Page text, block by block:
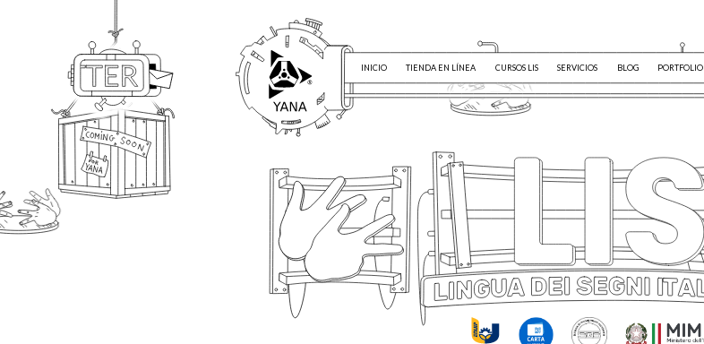
INICIO TIENDA EN LÍNEA CURSOS LIS SERVICIOS BLOG PORTFOLIO